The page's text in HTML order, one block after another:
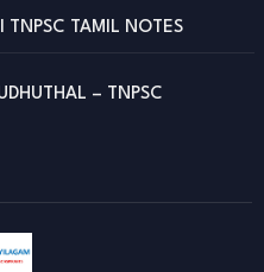
TNPSC TAMIL NOTES
– TNPSC